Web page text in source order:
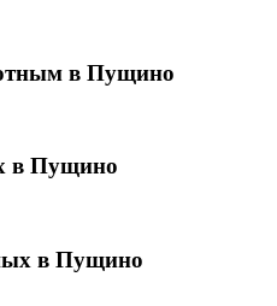
в Пущино
в Пущино
в Пущино